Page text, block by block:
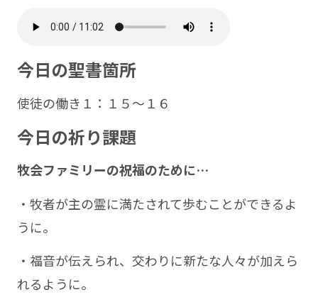
今日の聖書箇所
使徒の働き１：１５～１６
今日の祈り課題
牧会ファミリーの祝福のために…
・牧者が主の霊に満たされて歩むことができるよ
うに。
・福音が伝えられ、交わりに新たな人々が加えら
れるように。